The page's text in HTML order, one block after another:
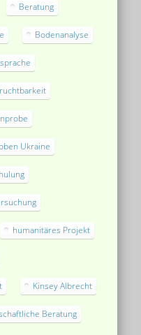
Beratung
Bodenanalyse
Ukraine
humanitäres Projekt
Kinsey Albrecht
Beratung